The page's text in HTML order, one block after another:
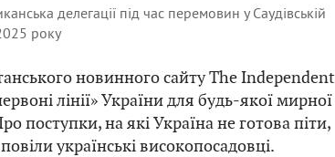
делегації під час перемовин у Саудівській
року
новинного сайту The Independent
лінії» України для будь-якої мирної
поступки, на які Україна не готова піти,
українські високопосадовці.